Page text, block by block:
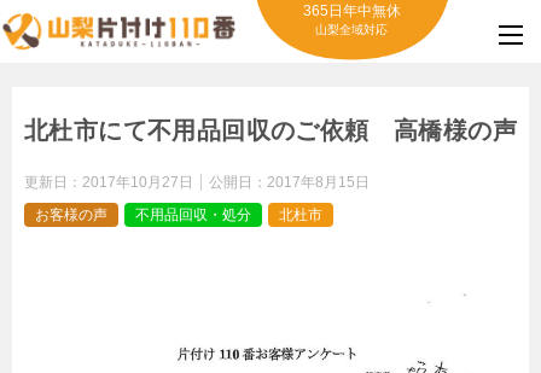
365日年中無休
山梨全域対応
北杜市にて不用品回収のご依頼 高橋様の声
更新日： 2017年10月27日 公開日： 2017年8月15日
お客様の声
不用品回収・処分 北杜市